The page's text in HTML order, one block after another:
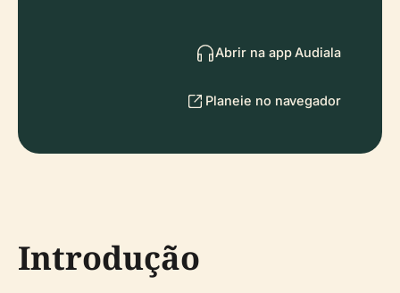
Abrir na app Audiala
Planeie no navegador
Introdução